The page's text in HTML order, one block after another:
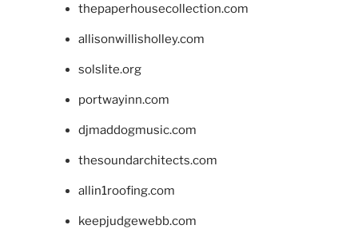
thepaperhousecollection.com
allisonwillisholley.com
solslite.org
portwayinn.com
djmaddogmusic.com
thesoundarchitects.com
allin1roofing.com
keepjudgewebb.com